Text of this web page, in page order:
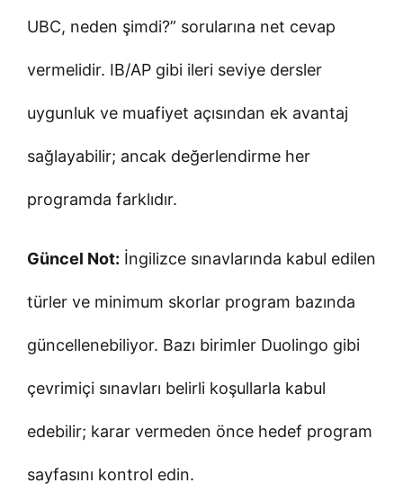
UBC, neden şimdi?” sorularına net cevap
vermelidir. IB/AP gibi ileri seviye dersler
uygunluk ve muafiyet açısından ek avantaj
sağlayabilir; ancak değerlendirme her
programda farklıdır.
Güncel Not: İngilizce sınavlarında kabul edilen
türler ve minimum skorlar program bazında
güncellenebiliyor. Bazı birimler Duolingo gibi
çevrimiçi sınavları belirli koşullarla kabul
edebilir; karar vermeden önce hedef program
sayfasını kontrol edin.